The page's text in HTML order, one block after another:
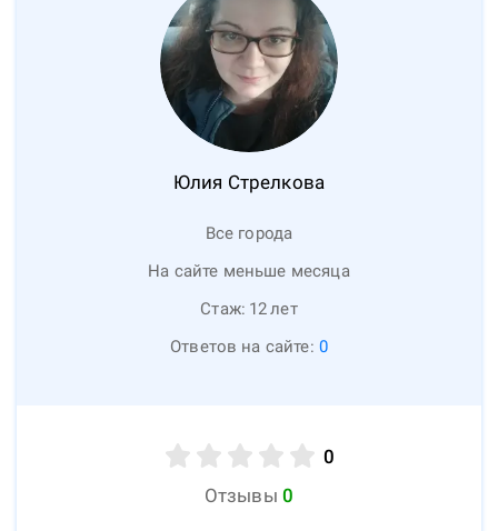
Юлия Стрелкова
Все города
На сайте меньше месяца
Стаж: 12лет
Ответов на сайте: 0
0
Отзывы 0